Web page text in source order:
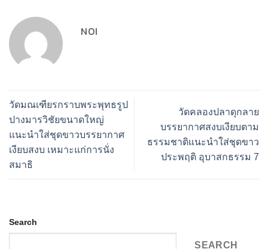
NOI
วัดมณเฑียรกราบพระพุทธรูป
ปางมารวิชัยขนาดใหญ่
แนะนำใส่ชุดขาวบรรยากาศ
เงียบสงบ เหมาะแก่การนั่ง
สมาธิ
วัดคลองปลาดุกลาย
บรรยากาศสงบเงียบตาม
ธรรมชาติแนะนำใส่ชุดขาว
ประพฤติ อุบาสกธรรม 7
Search
SEARCH